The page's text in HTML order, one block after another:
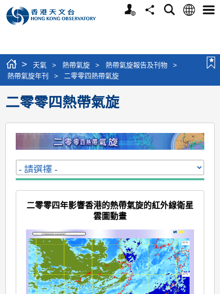
個
分
搜
語
選
> 天氣 > 熱帶氣旋 > 熱帶氣旋報告及刊物
>
熱帶氣旋年刊
> 二零零四熱帶氣旋
二零零四熱帶氣旋
二零零四年影響香港的熱帶氣旋的紅外線衛星
雲圖動畫